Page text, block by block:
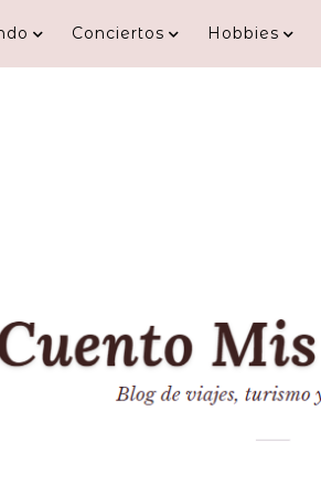
Conciertos Hobbies